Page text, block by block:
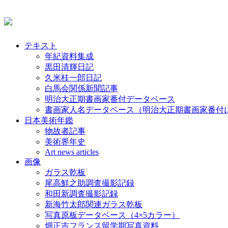
テキスト
年紀資料集成
黒田清輝日記
久米桂一郎日記
白馬会関係新聞記事
明治大正期書画家番付データベース
書画家人名データベース（明治大正期書画家番付
日本美術年鑑
物故者記事
美術界年史
Art news articles
画像
ガラス乾板
尾高鮮之助調査撮影記録
和田新調査撮影記録
新海竹太郎関連ガラス乾板
写真原板データベース（4×5カラー）
畑正吉フランス留学期写真資料